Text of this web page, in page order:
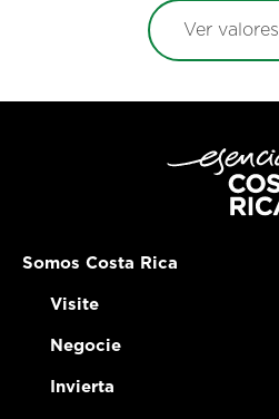
Ver valores
Somos Costa Rica
Visite
Negocie
Invierta